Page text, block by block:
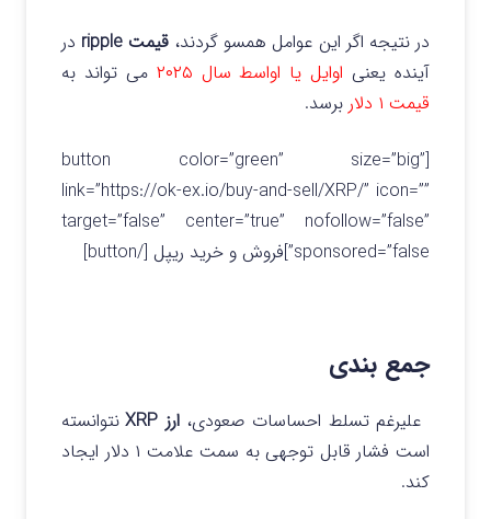
در نتیجه اگر این عوامل همسو گردند، قیمت ripple
در
آینده یعنی اوایل یا اواسط سال ۲۰۲۵
می تواند به
قیمت ۱ دلار
برسد.
[button color=”green” size=”big”
link=”https://ok-ex.io/buy-and-sell/XRP/” icon=””
target=”false” center=”true” nofollow=”false”
sponsored=”false”]فروش و خرید ریپل [/button]
جمع بندی
علیرغم تسلط احساسات صعودی،ارز XRP
نتوانسته
است فشار قابل توجهی به سمت علامت ۱ دلار ایجاد
کند.